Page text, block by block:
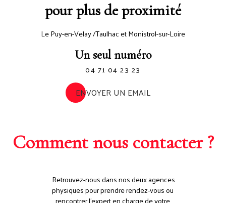
pour plus de proximité
Le Puy-en-Velay /Taulhac et Monistrol-sur-Loire
Un seul numéro
04 71 04 23 23
ENVOYER UN EMAIL
Comment nous contacter ?
Retrouvez-nous dans nos deux agences
physiques pour prendre rendez-vous ou